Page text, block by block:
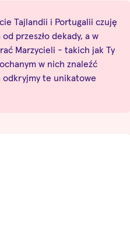
Tajlandii i Portugalii czuję
przeszło dekady, a w
Marzycieli - takich jak Ty
w nich znaleźć
odkryjmy te unikatowe